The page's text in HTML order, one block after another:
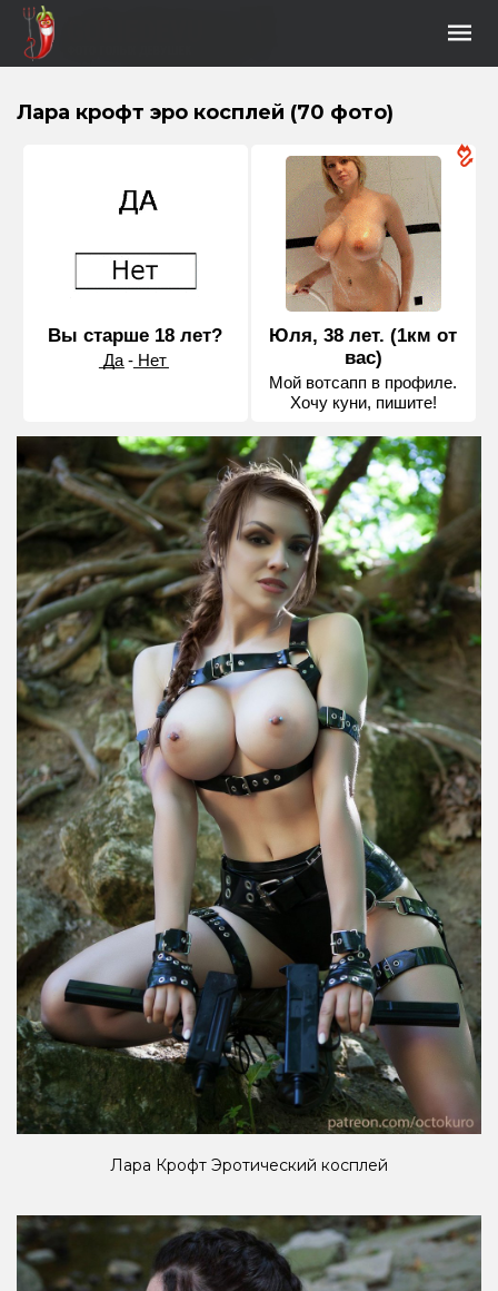
Лара крофт эро косплей (70 фото)
Вы старше 18 лет?
͟Д͟а - ͟Н͟е͟т
Юля, 38 лет. (1км от
вас)
Мой вотсапп в профиле.
Хочу куни, пишите!
Лара Крофт Эротический косплей